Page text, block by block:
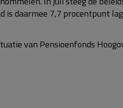
is daarmee 7,7 procentpunt
van Pensioenfonds